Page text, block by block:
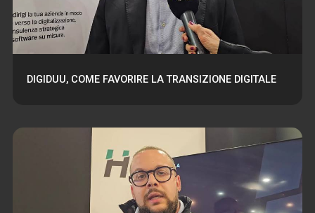
DIGIDUU, COME FAVORIRE LA TRANSIZIONE DIGITALE